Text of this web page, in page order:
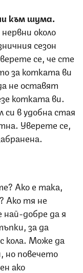
към шума.
около
сезон
се, че сте
за котката ви
не оставят
котката ви.
в удобна стая
Уверете се,
Ако е така,
Ако тя не
най-добре да я
за да
кола. Може да
но повечето
ако